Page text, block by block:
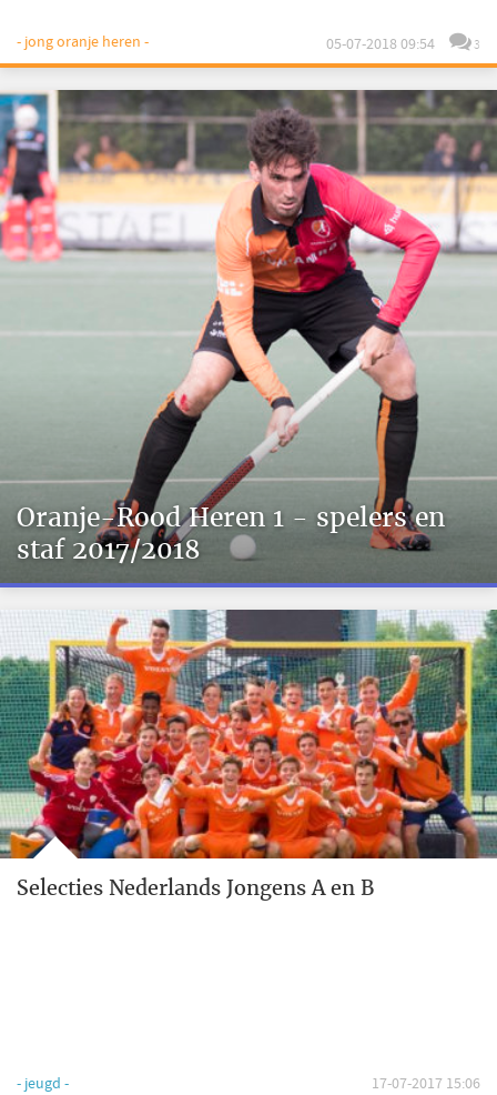
- jong oranje heren - 05-07-2018 09:54 3
Oranje-Rood Heren 1 - spelers en
staf 2017/2018
Selecties Nederlands Jongens A en B
- jeugd - 17-07-2017 15:06